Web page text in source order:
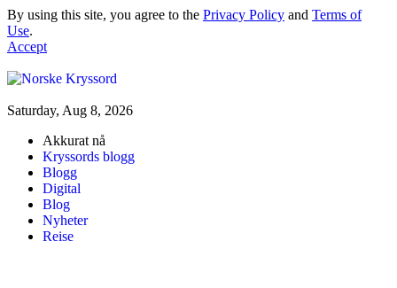
By using this site, you agree to the Privacy Policy and Terms of
Use.
Accept
Saturday, Aug 8, 2026
Akkurat nå
Kryssords blogg
Blogg
Digital
Blog
Nyheter
Reise